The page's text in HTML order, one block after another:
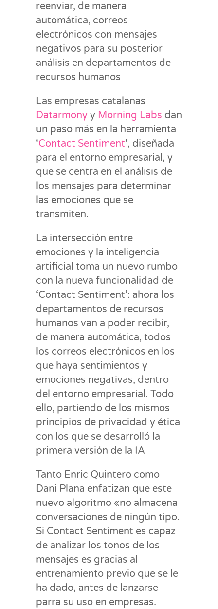
reenviar, de manera
automática, correos
electrónicos con mensajes
negativos para su posterior
análisis en departamentos de
recursos humanos
Las empresas catalanas
Datarmony y Morning Labs dan
un paso más en la herramienta
‘Contact Sentiment‘, diseñada
para el entorno empresarial, y
que se centra en el análisis de
los mensajes para determinar
las emociones que se
transmiten.
La intersección entre
emociones y la inteligencia
artificial toma un nuevo rumbo
con la nueva funcionalidad de
‘Contact Sentiment’: ahora los
departamentos de recursos
humanos van a poder recibir,
de manera automática, todos
los correos electrónicos en los
que haya sentimientos y
emociones negativas, dentro
del entorno empresarial. Todo
ello, partiendo de los mismos
principios de privacidad y ética
con los que se desarrolló la
primera versión de la IA
Tanto Enric Quintero como
Dani Plana enfatizan que este
nuevo algoritmo «no almacena
conversaciones de ningún tipo.
Si Contact Sentiment es capaz
de analizar los tonos de los
mensajes es gracias al
entrenamiento previo que se le
ha dado, antes de lanzarse
parra su uso en empresas.